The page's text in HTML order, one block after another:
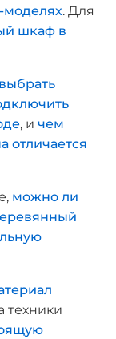
. Для
шкаф в
, ичем
отличается
можно ли
техники